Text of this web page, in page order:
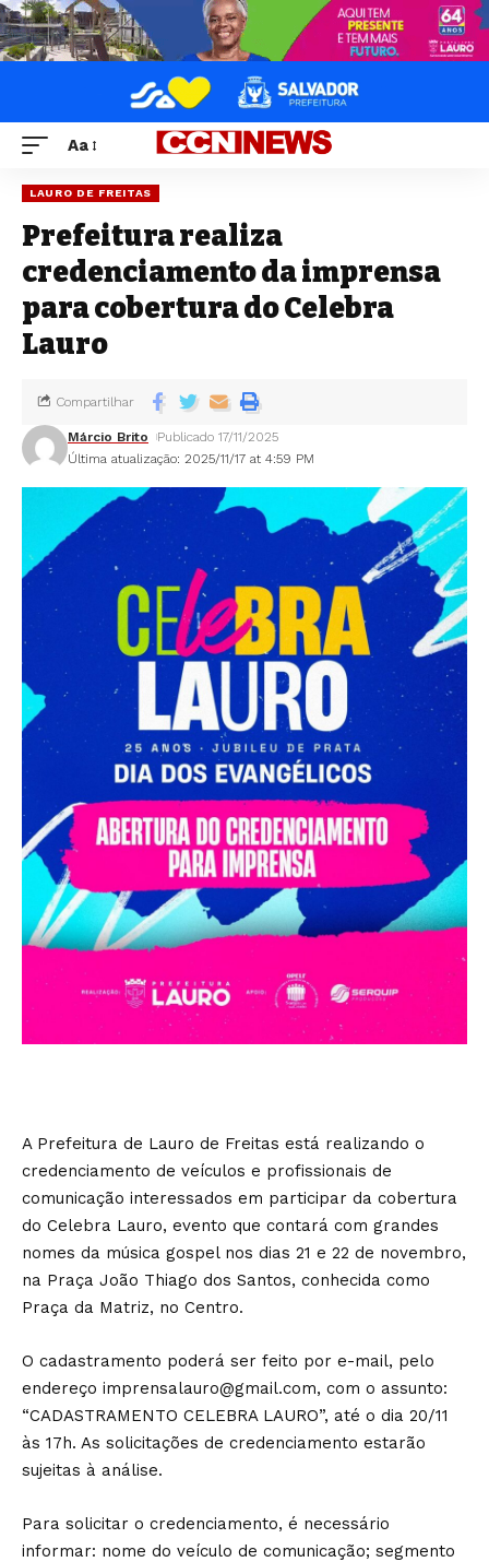
Aa
LAURO DE FREITAS
Prefeitura realiza
credenciamento da imprensa
para cobertura do Celebra
Lauro
Última atualização: 2025/11/17 at 4:59 PM
Márcio Brito Publicado 17/11/2025
Compartilhar
A Prefeitura de Lauro de Freitas está realizando o
credenciamento de veículos e profissionais de
comunicação interessados em participar da cobertura
do Celebra Lauro, evento que contará com grandes
nomes da música gospel nos dias 21 e 22 de novembro,
na Praça João Thiago dos Santos, conhecida como
Praça da Matriz, no Centro.
O cadastramento poderá ser feito por e-mail, pelo
endereço imprensalauro@gmail.com, com o assunto:
“CADASTRAMENTO CELEBRA LAURO”, até o dia 20/11
às 17h. As solicitações de credenciamento estarão
sujeitas à análise.
Para solicitar o credenciamento, é necessário
informar: nome do veículo de comunicação; segmento